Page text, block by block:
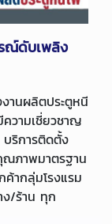
ณ์ดับเพลิง
งานผลิตประตูหนี
วามเชี่ยวชาญ
ริการติดตั้ง
ณภาพมาตรฐาน
ากลุ่มโรงแรม
ง/ร้าน ทุก